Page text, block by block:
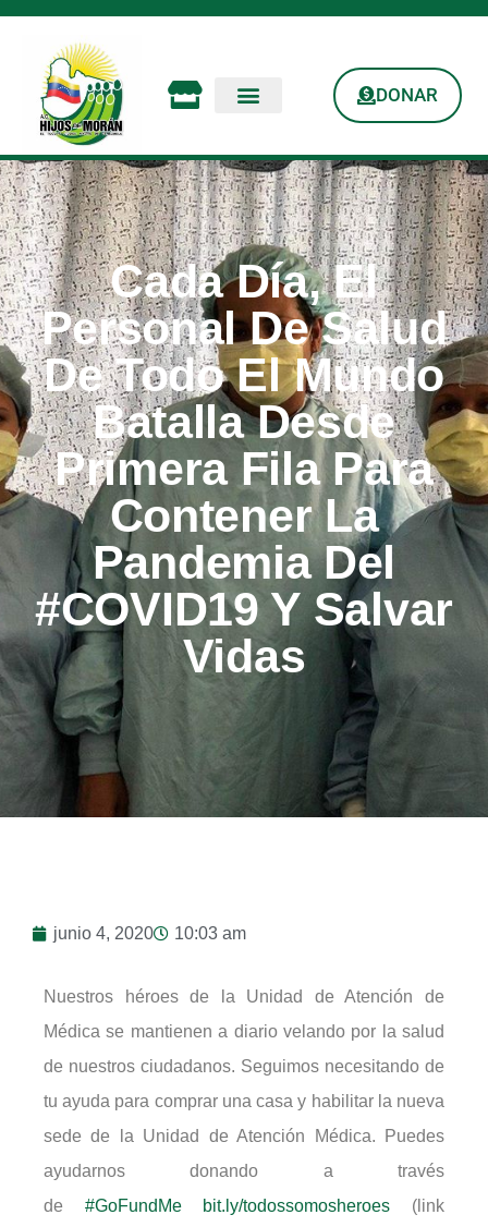
DONAR
Cada Día, El
Personal De Salud
De Todo El Mundo
Batalla Desde
Primera Fila Para
Contener La
Pandemia Del
#COVID19 Y Salvar
Vidas
junio 4, 2020 10:03 am
Nuestros héroes de la Unidad de Atención de
Médica se mantienen a diario velando por la salud
de nuestros ciudadanos. Seguimos necesitando de
tu ayuda para comprar una casa y habilitar la nueva
sede de la Unidad de Atención Médica. Puedes
ayudarnos donando a través
de #GoFundMe bit.ly/todossomosheroes (link